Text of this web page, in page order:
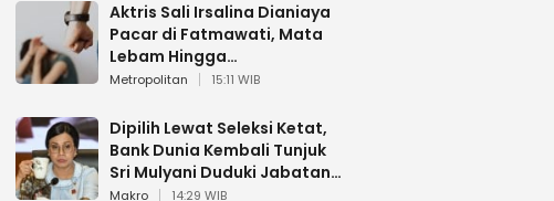
Aktris Sali Irsalina Dianiaya
Pacar di Fatmawati, Mata
Lebam Hingga
Diselamatkan Polantas
Metropolitan 15:11 WIB
Dipilih Lewat Seleksi Ketat,
Bank Dunia Kembali Tunjuk
Sri Mulyani Duduki Jabatan
Strategis
Makro 14:29 WIB